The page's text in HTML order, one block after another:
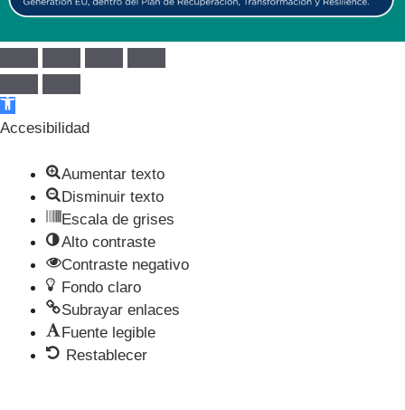
Abrir barra de herramientas
Accesibilidad
Aumentar texto
Disminuir texto
Escala de grises
Alto contraste
Contraste negativo
Fondo claro
Subrayar enlaces
Fuente legible
Restablecer